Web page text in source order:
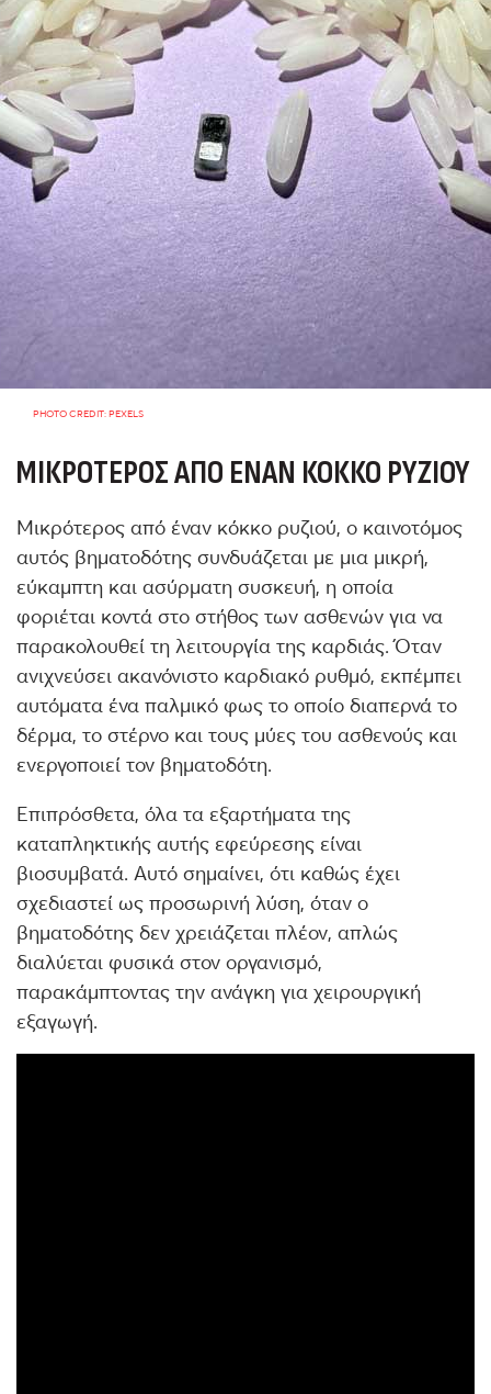
PHOTO CREDIT: PEXELS
ΜΙΚΡΌΤΕΡΟΣ ΑΠΌ ΈΝΑΝ ΚΌΚΚΟ ΡΥΖΙΟΎ
Μικρότερος από έναν κόκκο ρυζιού, ο καινοτόμος
αυτός βηματοδότης συνδυάζεται με μια μικρή,
εύκαμπτη και ασύρματη συσκευή, η οποία
φοριέται κοντά στο στήθος των ασθενών για να
παρακολουθεί τη λειτουργία της καρδιάς. Όταν
ανιχνεύσει ακανόνιστο καρδιακό ρυθμό, εκπέμπει
αυτόματα ένα παλμικό φως το οποίο διαπερνά το
δέρμα, το στέρνο και τους μύες του ασθενούς και
ενεργοποιεί τον βηματοδότη.
Επιπρόσθετα, όλα τα εξαρτήματα της
καταπληκτικής αυτής εφεύρεσης είναι
βιοσυμβατά. Αυτό σημαίνει, ότι καθώς έχει
σχεδιαστεί ως προσωρινή λύση, όταν ο
βηματοδότης δεν χρειάζεται πλέον, απλώς
διαλύεται φυσικά στον οργανισμό,
παρακάμπτοντας την ανάγκη για χειρουργική
εξαγωγή.